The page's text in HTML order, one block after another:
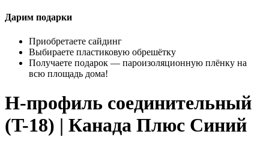
Дарим подарки
Приобретаете сайдинг
Выбираете пластиковую обрешётку
Получаете подарок — пароизоляционную плёнку на
всю площадь дома!
H-профиль соединительный
(T-18) | Канада Плюс Синий